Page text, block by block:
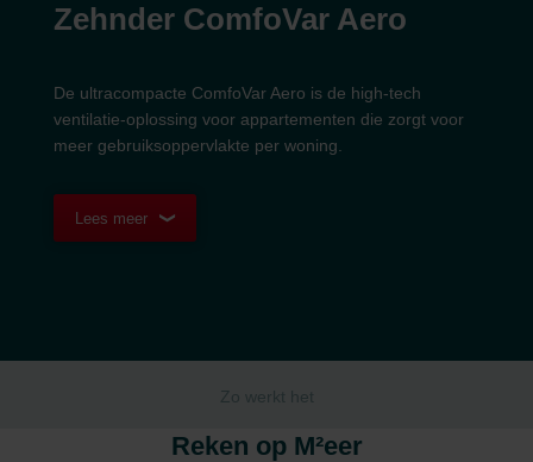
Zehnder ComfoVar Aero
De ultracompacte ComfoVar Aero is de high-tech
ventilatie-oplossing voor appartementen die zorgt voor
meer gebruiksoppervlakte per woning.
Lees meer
Zo werkt het
Reken op M²eer